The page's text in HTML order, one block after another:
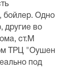
бойлер. Одно
другие во
ст.М
ТРЦ "Оушен
под